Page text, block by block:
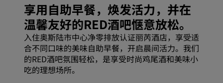
享用自助早餐，焕发活力，并在
温馨友好的RED酒吧惬意放松。
入住奥斯陆市中心净零排放认证丽芮酒店，享受适
合不同口味的美味自助早餐，开启晨间活力。我们
的RED酒吧氛围轻松，是享受时尚鸡尾酒和美味小
吃的理想场所。